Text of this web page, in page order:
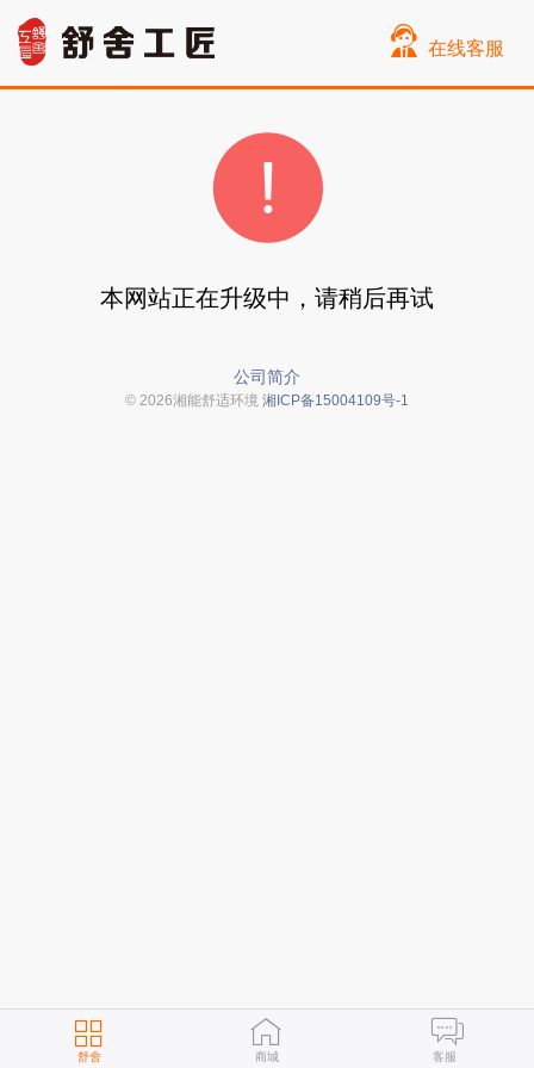
舒舍 商城 客服
在线客服
本网站正在升级中，请稍后再试
公司简介
© 2026湘能舒适环境 湘ICP备15004109号-1